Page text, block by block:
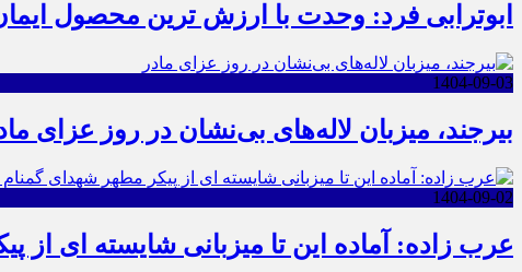
ابوترابی فرد: وحدت با ارزش ترین محصول
1404-09-03
بیرجند، میزبان لاله‌های بی‌نشان در روز عزای
1404-09-02
عرب زاده: آماده این تا میزبانی شایسته ای از